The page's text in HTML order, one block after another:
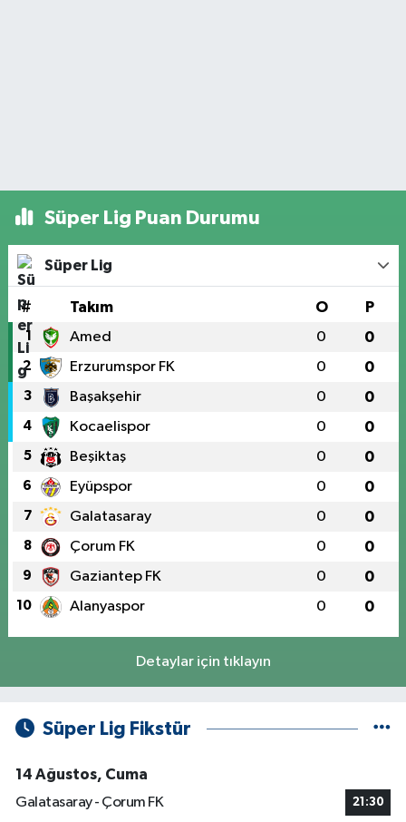
Süper Lig Puan Durumu
Süper Lig
# Takım O P
1 Amed 0 0
2 Erzurumspor FK 0 0
3 Başakşehir 0 0
4 Kocaelispor 0 0
5 Beşiktaş 0 0
6 Eyüpspor 0 0
7 Galatasaray 0 0
8 Çorum FK 0 0
9 Gaziantep FK 0 0
10 Alanyaspor 0 0
Detaylar için tıklayın
Süper Lig Fikstür
14 Ağustos, Cuma
Galatasaray - Çorum FK
21:30